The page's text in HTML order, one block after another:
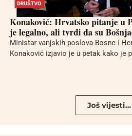
DRUŠTVO
Konaković: Hrvatsko pitanje u
je legalno, ali tvrdi da su
Ministar vanjskih poslova Bosne i
Konaković izjavio je u petak kako je
Još vijesti...